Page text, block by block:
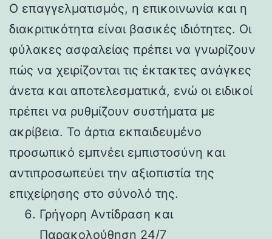
Ο επαγγελματισμός, η επικοινωνία και η
διακριτικότητα είναι βασικές ιδιότητες. Οι
φύλακες ασφαλείας πρέπει να γνωρίζουν
πώς να χειρίζονται τις έκτακτες ανάγκες
άνετα και αποτελεσματικά, ενώ οι ειδικοί
πρέπει να ρυθμίζουν συστήματα με
ακρίβεια. Το άρτια εκπαιδευμένο
προσωπικό εμπνέει εμπιστοσύνη και
αντιπροσωπεύει την αξιοπιστία της
επιχείρησης στο σύνολό της.
Γρήγορη Αντίδραση και
Παρακολούθηση 24/7